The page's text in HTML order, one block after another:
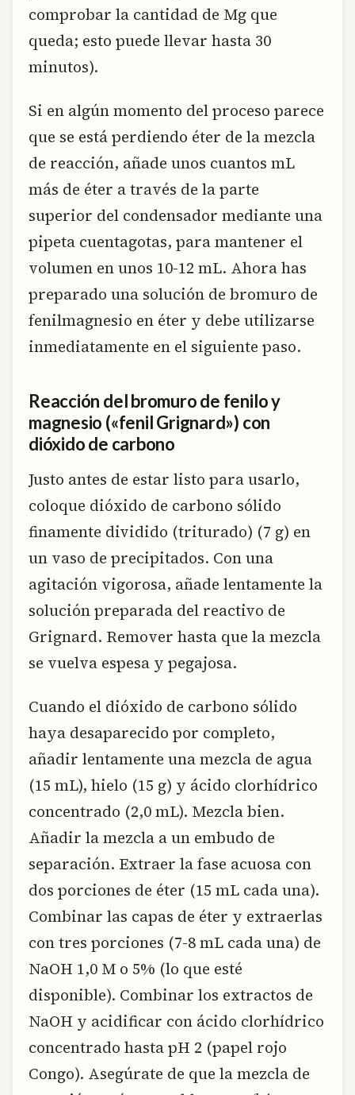
comprobar la cantidad de Mg que
queda; esto puede llevar hasta 30
minutos).
Si en algún momento del proceso parece
que se está perdiendo éter de la mezcla
de reacción, añade unos cuantos mL
más de éter a través de la parte
superior del condensador mediante una
pipeta cuentagotas, para mantener el
volumen en unos 10-12 mL. Ahora has
preparado una solución de bromuro de
fenilmagnesio en éter y debe utilizarse
inmediatamente en el siguiente paso.
Reacción del bromuro de fenilo y
magnesio («fenil Grignard») con
dióxido de carbono
Justo antes de estar listo para usarlo,
coloque dióxido de carbono sólido
finamente dividido (triturado) (7 g) en
un vaso de precipitados. Con una
agitación vigorosa, añade lentamente la
solución preparada del reactivo de
Grignard. Remover hasta que la mezcla
se vuelva espesa y pegajosa.
Cuando el dióxido de carbono sólido
haya desaparecido por completo,
añadir lentamente una mezcla de agua
(15 mL), hielo (15 g) y ácido clorhídrico
concentrado (2,0 mL). Mezcla bien.
Añadir la mezcla a un embudo de
separación. Extraer la fase acuosa con
dos porciones de éter (15 mL cada una).
Combinar las capas de éter y extraerlas
con tres porciones (7-8 mL cada una) de
NaOH 1,0 M o 5% (lo que esté
disponible). Combinar los extractos de
NaOH y acidificar con ácido clorhídrico
concentrado hasta pH 2 (papel rojo
Congo). Asegúrate de que la mezcla de